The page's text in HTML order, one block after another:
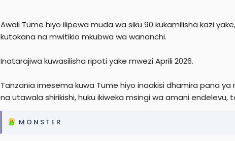
Awali Tume hiyo ilipewa muda wa siku 90 kukamilisha kazi
kutokana na mwitikio mkubwa wa wananchi.
Inatarajiwa kuwasilisha ripoti yake mwezi Aprili 2026.
Tanzania imesema kuwa Tume hiyo inaakisi dhamira pana ya
na utawala shirikishi, huku ikiweka msingi wa amani
R
M O N S T E R